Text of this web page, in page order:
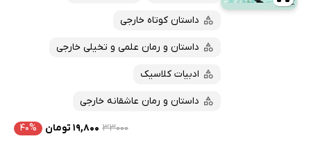
ارزان ترین‌هاداستان کوتاه خارجی
داستان و رمان علمی و تخیلی خارجی
ادبیات کلاسیک
داستان و رمان عاشقانه خارجی
۳۳۰۰۰ ۱۹,۸۰۰ تومان ۴۰%